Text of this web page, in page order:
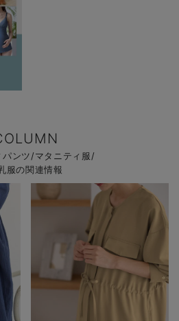
パンツ/マタニティ服/
服の関連情報